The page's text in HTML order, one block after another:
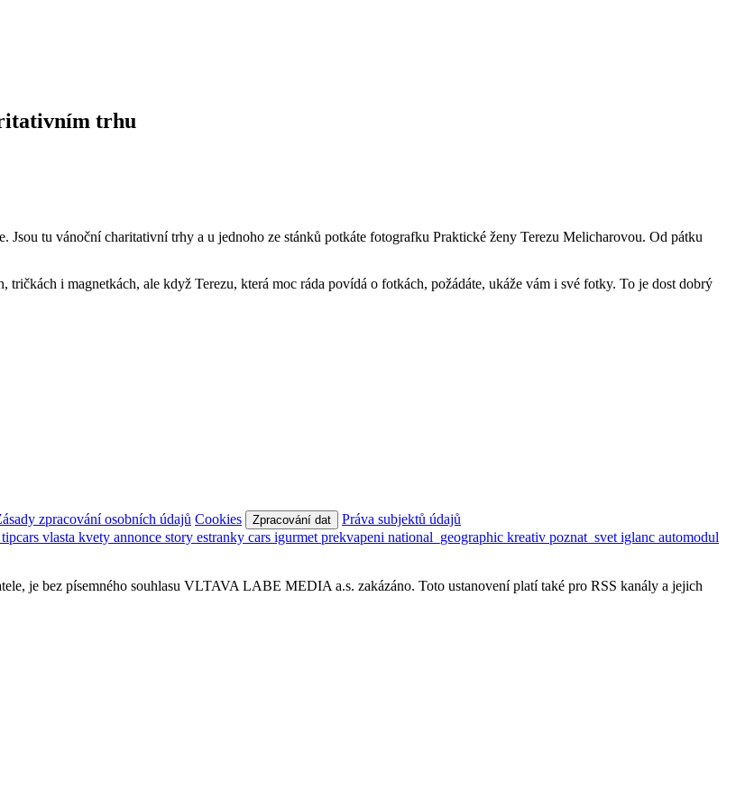
trhu
Jsou tu vánoční charitativní trhy a u jednoho ze stánků potkáte fotografku Praktické ženy Terezu Melicharovou. Od pátku
i magnetkách, ale když Terezu, která moc ráda povídá o fotkách, požádáte, ukáže vám i své fotky. To je dost dobrý
zpracování osobních údajů Cookies Zpracování dat
Práva subjektů údajů
tipcars vlasta kvety annonce story estranky cars igurmet prekvapeni national_geographic kreativ poznat_svet iglanc automodul
je bez písemného souhlasu VLTAVA LABE MEDIA a.s. zakázáno. Toto ustanovení platí také pro RSS kanály a jejich